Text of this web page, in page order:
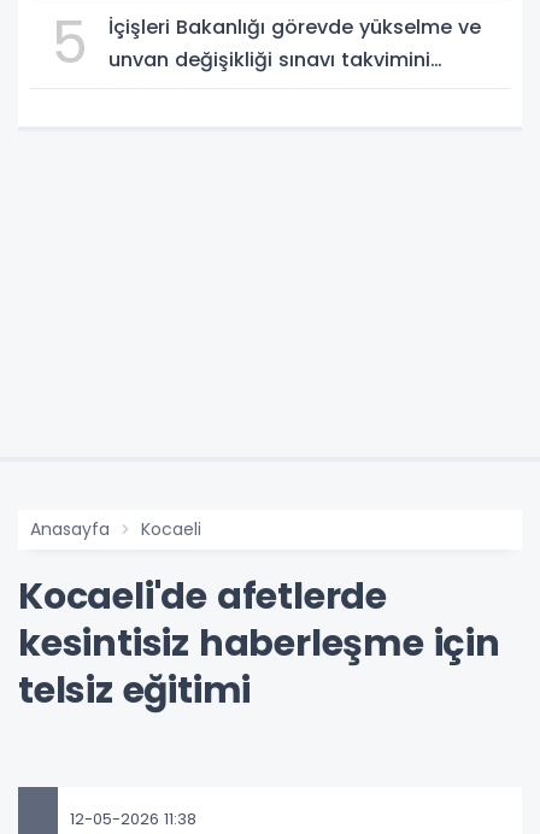
5
İçişleri Bakanlığı görevde yükselme ve
unvan değişikliği sınavı takvimini
Anasayfa Kocaeli
Kocaeli'de afetlerde
kesintisiz haberleşme için
telsiz eğitimi
12-05-2026 11:38